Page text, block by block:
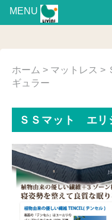
ホーム > マットレス >
ギュラー
ＳＳマット エ
MENU